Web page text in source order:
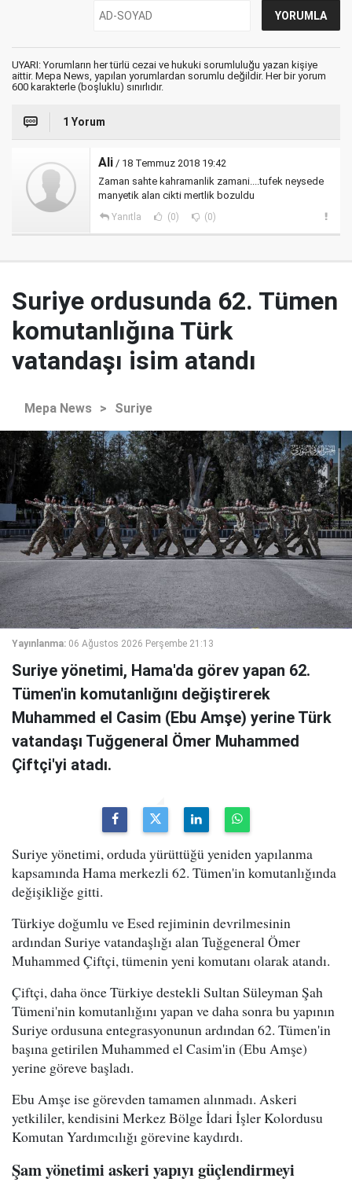
UYARI: Yorumların her türlü cezai ve hukuki sorumluluğu yazan kişiye
aittir. Mepa News, yapılan yorumlardan sorumlu değildir. Her bir yorum
600 karakterle (boşluklu) sınırlıdır.
1 Yorum
Ali / 18 Temmuz 2018 19:42
Zaman sahte kahramanlik zamani....tufek neysede
manyetik alan cikti mertlik bozuldu
Yanıtla (0) (0)
Suriye ordusunda 62. Tümen
komutanlığına Türk
vatandaşı isim atandı
Mepa News > Suriye
Yayınlanma: 06 Ağustos 2026 Perşembe 21:13
Suriye yönetimi, Hama'da görev yapan 62.
Tümen'in komutanlığını değiştirerek
Muhammed el Casim (Ebu Amşe) yerine Türk
vatandaşı Tuğgeneral Ömer Muhammed
Çiftçi'yi atadı.
Suriye yönetimi, orduda yürüttüğü yeniden yapılanma
kapsamında Hama merkezli 62. Tümen'in komutanlığında
değişikliğe gitti.
Türkiye doğumlu ve Esed rejiminin devrilmesinin
ardından Suriye vatandaşlığı alan Tuğgeneral Ömer
Muhammed Çiftçi, tümenin yeni komutanı olarak atandı.
Çiftçi, daha önce Türkiye destekli Sultan Süleyman Şah
Tümeni'nin komutanlığını yapan ve daha sonra bu yapının
Suriye ordusuna entegrasyonunun ardından 62. Tümen'in
başına getirilen Muhammed el Casim'in (Ebu Amşe)
yerine göreve başladı.
Ebu Amşe ise görevden tamamen alınmadı. Askeri
yetkililer, kendisini Merkez Bölge İdari İşler Kolordusu
Komutan Yardımcılığı görevine kaydırdı.
Şam yönetimi askeri yapıyı güçlendirmeyi